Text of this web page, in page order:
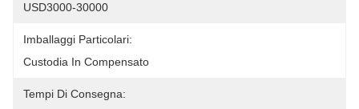
USD3000-30000
Imballaggi Particolari:
Custodia In Compensato
Tempi Di Consegna: